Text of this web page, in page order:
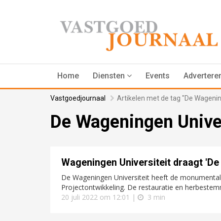
Home Diensten Events
Vastgoedjournaal Artikelen met de tag "De
De Wageningen
Wageningen Universiteit draagt 'De
De Wageningen Universiteit heeft de
Projectontwikkeling. De restauratie en
20 juli 2022 om 12:01 |
3 min